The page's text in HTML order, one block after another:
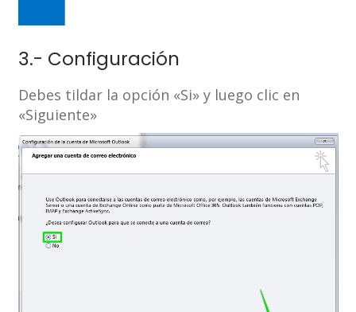
3.- Configuración
Debes tildar la opción «Si» y luego clic en
«Siguiente»